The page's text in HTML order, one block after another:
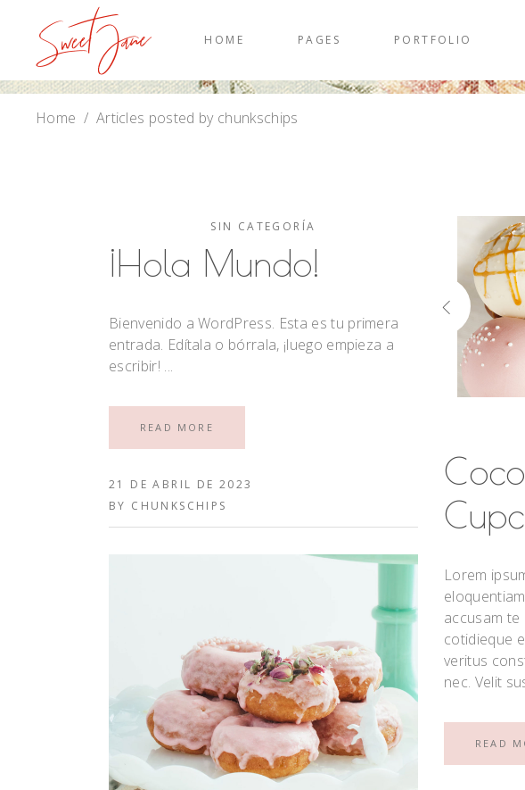
HOME PAGES PORTFOLIO
Home / Articles posted by chunkschips
SIN CATEGORÍA
¡Hola Mundo!
Bienvenido a WordPress. Esta es tu primera
entrada. Edítala o bórrala, ¡luego empieza a
escribir!
READ MORE
21 DE ABRIL DE 2023
BY CHUNKSCHIPS
Lorem
accusam
cotidieque
veritus
nec. Velit
READ